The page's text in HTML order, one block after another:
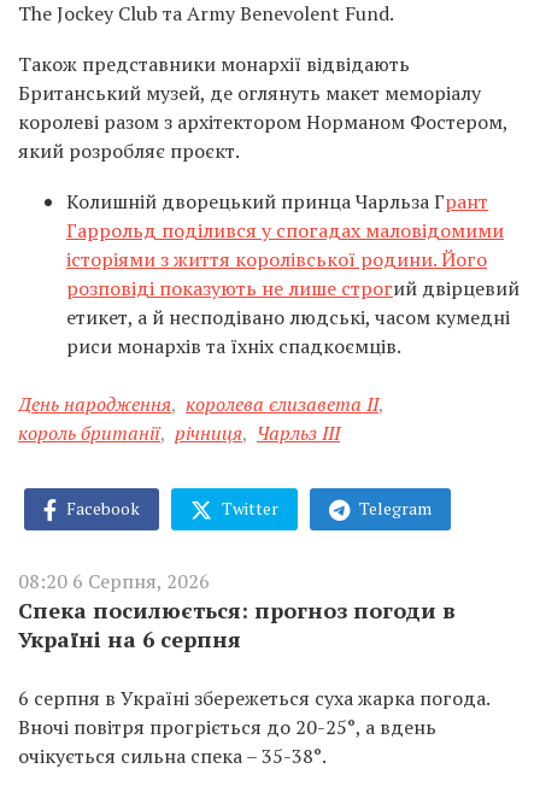
The Jockey Club та Army Benevolent Fund.
Також представники монархії відвідають
Британський музей, де оглянуть макет меморіалу
королеві разом з архітектором Норманом Фостером,
який розробляє проєкт.
Колишній дворецький принца Чарльза Грант
Гаррольд поділився у спогадах маловідомими
історіями з життя королівської родини. Його
розповіді показують не лише строгий двірцевий
етикет, а й несподівано людські, часом кумедні
риси монархів та їхніх спадкоємців.
День народження, королева єлизавета ІІ,
король британії, річниця, Чарльз ІІІ
Facebook Twitter Telegram
08:20 6 Серпня, 2026
Спека посилюється: прогноз погоди в
Україні на 6 серпня
6 серпня в Україні збережеться суха жарка погода.
Вночі повітря прогріється до 20-25°, а вдень
очікується сильна спека – 35-38°.